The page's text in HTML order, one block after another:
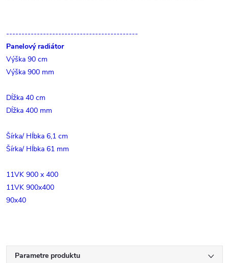
-------------------------------------------
Panelový radiátor
Výška 90 cm
Výška 900 mm
Dĺžka 40 cm
Dĺžka 400 mm
Šírka/ Hĺbka 6,1 cm
Šírka/ Hĺbka 61 mm
11VK 900 x 400
11VK 900x400
90x40
Parametre produktu